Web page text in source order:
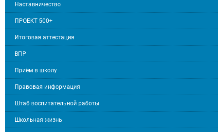
Наставничество
ПРОЕКТ 500+
Итоговая аттестация
ВПР
Приём в школу
Правовая информация
Штаб воспитательной работы
Школьная жизнь